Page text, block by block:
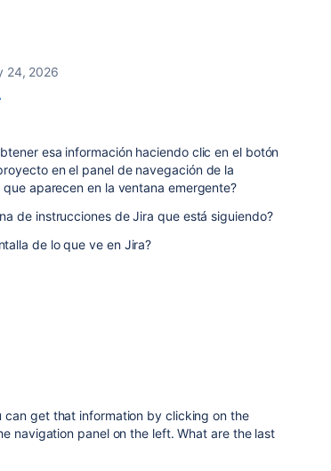
24, 2026
esa información haciendo clic en el botón
en el panel de navegación de la
aparecen en la ventana emergente?
de instrucciones de Jira que está siguiendo?
de lo que ve en Jira?
get that information by clicking on the
navigation panel on the left. What are the last